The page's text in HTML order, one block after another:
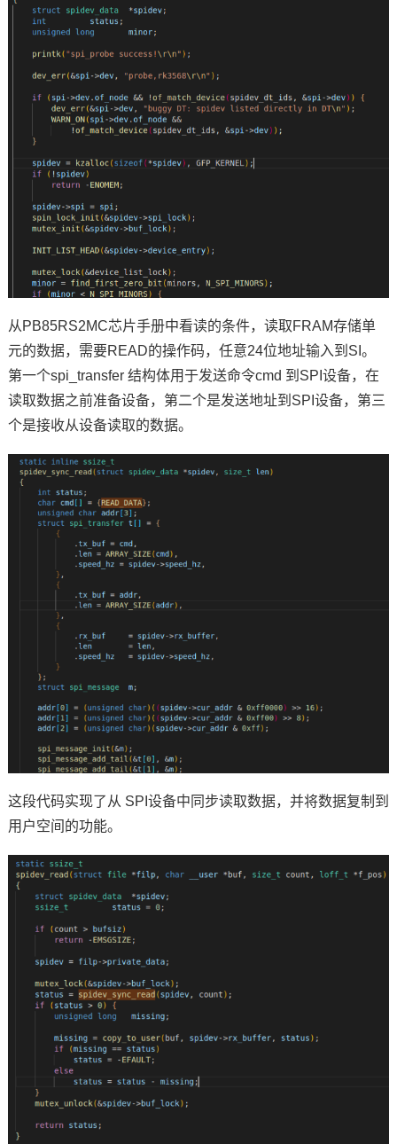
从PB85RS2MC芯片手册中看读的条件，读取FRAM存储单
元的数据，需要READ的操作码，任意24位地址输入到SI。
第一个spi_transfer 结构体用于发送命令cmd 到SPI设备，在
读取数据之前准备设备，第二个是发送地址到SPI设备，第三
个是接收从设备读取的数据。
这段代码实现了从 SPI设备中同步读取数据，并将数据复制到
用户空间的功能。